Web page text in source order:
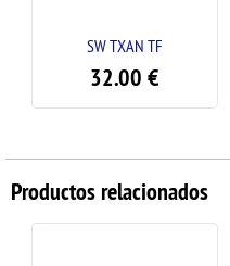
SW TXAN TF
€
Productos relacionados